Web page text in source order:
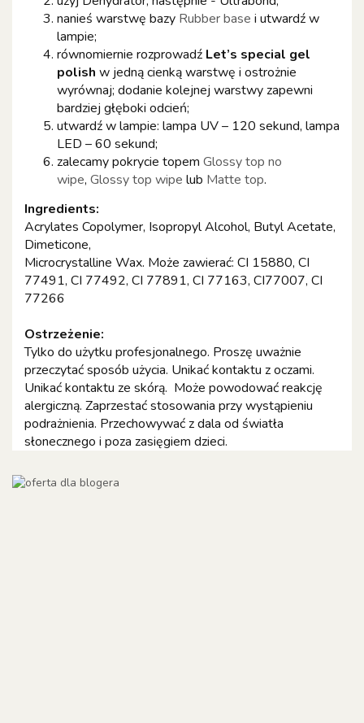
nanieś warstwę bazy Rubber base i utwardź w
lampie;
równomiernie rozprowadź Let’s special gel
polish w jedną cienką warstwę i ostrożnie
wyrównaj; dodanie kolejnej warstwy zapewni
bardziej głęboki odcień;
utwardź w lampie: lampa UV – 120 sekund, lampa
LED – 60 sekund;
zalecamy pokrycie topem Glossy top no
wipe, Glossy top wipe lub Matte top.
Ingredients:
Acrylates Copolymer, Isopropyl Alcohol, Butyl Acetate,
Dimeticone,
Microcrystalline Wax. Może zawierać: CI 15880, CI
77491, CI 77492, CI 77891, CI 77163, CI77007, CI
77266
Ostrzeżenie:
Tylko do użytku profesjonalnego. Proszę uważnie
przeczytać sposób użycia. Unikać kontaktu z oczami.
Unikać kontaktu ze skórą. Może powodować reakcję
alergiczną. Zaprzestać stosowania przy wystąpieniu
podrażnienia. Przechowywać z dala od światła
słonecznego i poza zasięgiem dzieci.